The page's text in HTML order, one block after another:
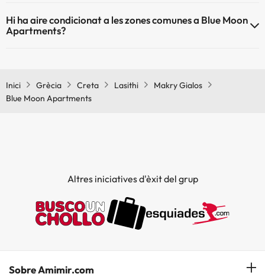
Hi ha aire condicionat a les zones comunes a Blue Moon
Apartments?
Inici Grècia Creta Lasithi
Makry Gialos
Blue Moon Apartments
Altres iniciatives d'èxit del grup
Sobre Amimir.com